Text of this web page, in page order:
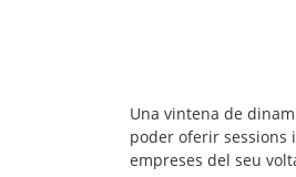
Una vintena de
poder oferir sessions
empreses del seu